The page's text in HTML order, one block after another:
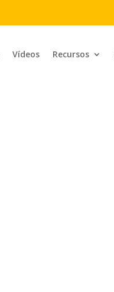
Vídeos Recursos